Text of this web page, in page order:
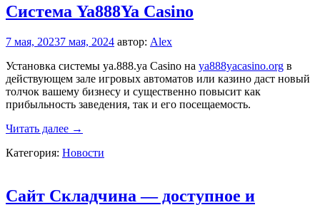
Система Ya888Ya Casino
7 мая, 20237 мая, 2024 автор: Alex
Установка системы ya.888.ya Casino на ya888yacasino.org в
действующем зале игровых автоматов или казино даст новый
толчок вашему бизнесу и существенно повысит как
прибыльность заведения, так и его посещаемость.
Читать далее Система
Casino
→
Категория: Новости
Сайт Складчина — доступное и